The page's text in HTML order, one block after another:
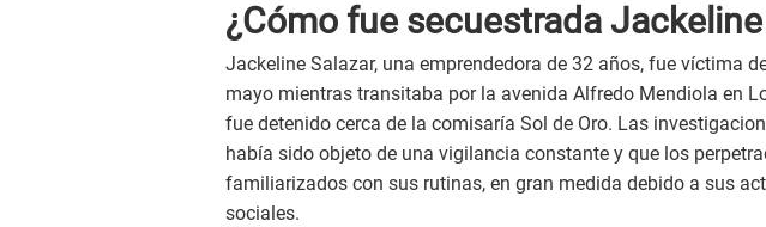
¿Cómo fue secuestrada
Jackeline Salazar, una emprendedora de 32 años, fue víctima
mayo mientras transitaba por la avenida Alfredo Mendiola en
fue detenido cerca de la comisaría Sol de Oro. Las
había sido objeto de una vigilancia constante y que los
familiarizados con sus rutinas, en gran medida debido a sus
sociales.